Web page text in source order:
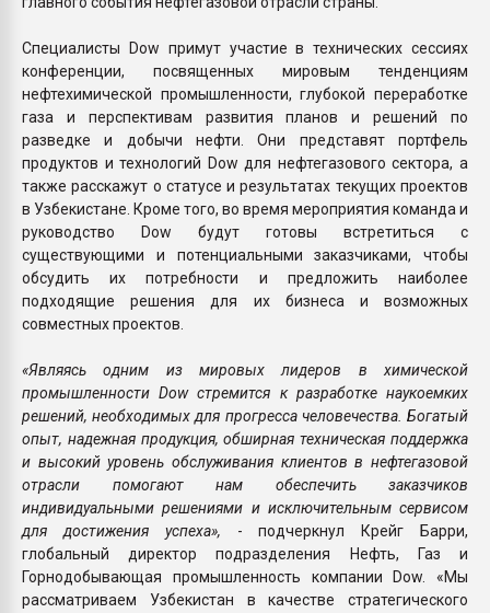
Специалисты Dow примут участие в технических сессиях
конференции, посвященных мировым тенденциям
нефтехимической промышленности, глубокой переработке
газа и перспективам развития планов и решений по
разведке и добычи нефти. Они представят портфель
продуктов и технологий Dow для нефтегазового сектора, а
также расскажут о статусе и результатах текущих проектов
в Узбекистане. Кроме того, во время мероприятия команда и
руководство Dow будут готовы встретиться с
существующими и потенциальными заказчиками, чтобы
обсудить их потребности и предложить наиболее
подходящие решения для их бизнеса и возможных
совместных проектов.
«Являясь одним из мировых лидеров в химической
промышленности Dow стремится к разработке наукоемких
решений, необходимых для прогресса человечества. Богатый
опыт, надежная продукция, обширная техническая поддержка
и высокий уровень обслуживания клиентов в нефтегазовой
отрасли помогают нам обеспечить заказчиков
индивидуальными решениями и исключительным сервисом
для достижения успеха», - подчеркнул Крейг Барри,
глобальный директор подразделения Нефть, Газ и
Горнодобывающая промышленность компании Dow. «Мы
рассматриваем Узбекистан в качестве стратегического